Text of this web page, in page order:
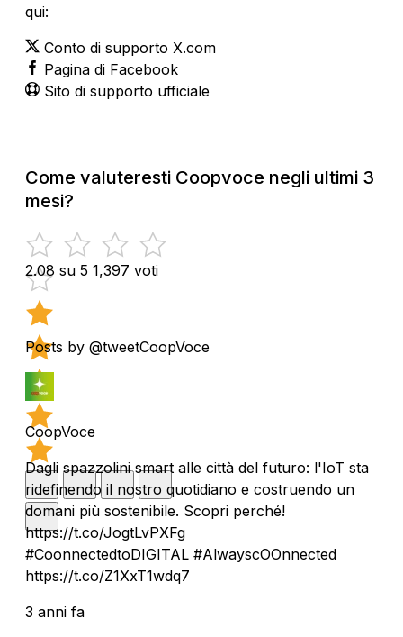
qui:
Conto di supporto X.com
Pagina di Facebook
Sito di supporto ufficiale
Come valuteresti Coopvoce negli ultimi 3
mesi?
2.08 su 5 1,397 voti
Posts by @tweetCoopVoce
CoopVoce
Dagli spazzolini smart alle città del futuro: l'IoT sta
ridefinendo il nostro quotidiano e costruendo un
domani più sostenibile. Scopri perché!
https://t.co/JogtLvPXFg
#CoonnectedtoDIGITAL #AlwayscOOnnected
https://t.co/Z1XxT1wdq7
3 anni fa